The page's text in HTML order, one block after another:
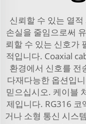
신뢰할 수 있는 열
손실을 줄임으로써
뢰할 수 있는 신호가
적입니다. Coaxial
환경에서 신호를 전
다재다능한 옵션입
믿으십시오. 케이블
제입니다. RG316 코
거나 소형 통신 시스